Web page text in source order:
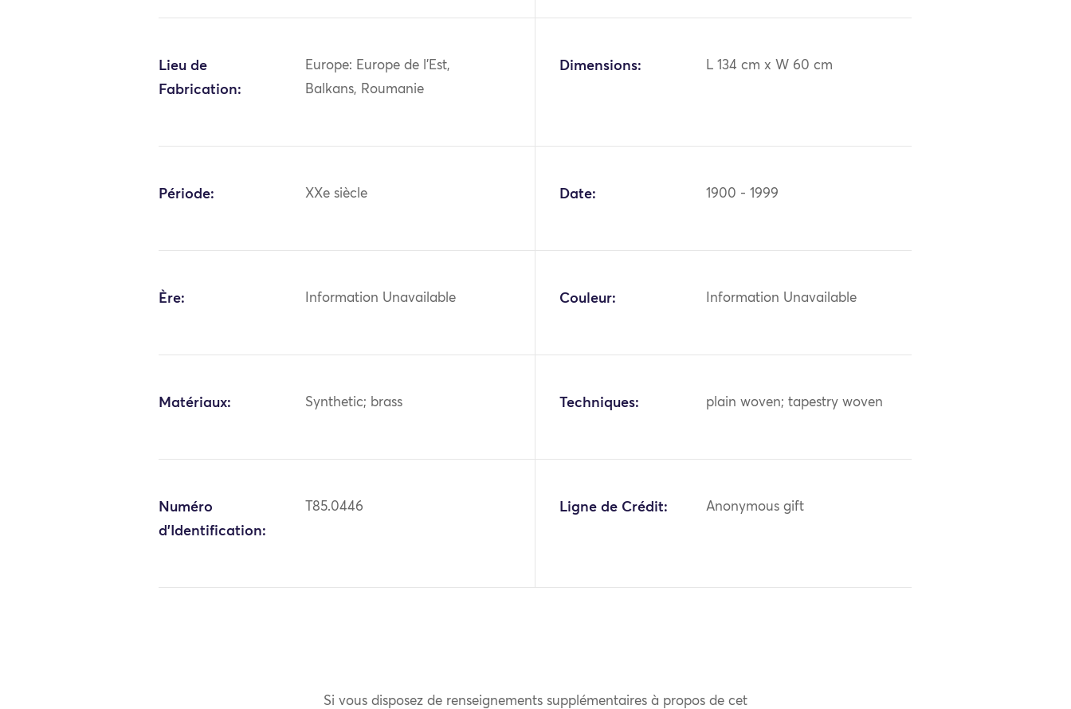
Lieu de
Fabrication:
Europe: Europe de l'Est,
Balkans, Roumanie
Dimensions: L 134 cm x W 60 cm
Période: XXe siècle Date: 1900 - 1999
Ère: Information Unavailable Couleur: Information Unavailable
Matériaux: Synthetic; brass Techniques: plain woven; tapestry woven
Numéro
d'Identification:
T85.0446 Ligne de Crédit: Anonymous gift
Si vous disposez de renseignements supplémentaires à propos de cet